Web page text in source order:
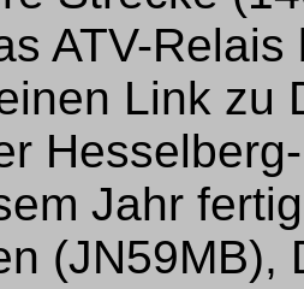
ATV-
Link zu
Jahr
(JN59MB),